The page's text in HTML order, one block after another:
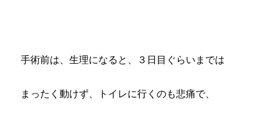
手術前は、生理になると、３日目ぐらいまでは
まったく動けず、トイレに行くのも悲痛で、